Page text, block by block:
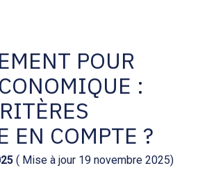
humaines
:
:
POUR
:
EN COMPTE ?
( Mise à jour 19 novembre 2025)